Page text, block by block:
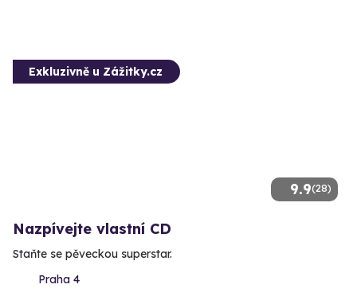
9.9(28)
Exkluzivně u Zážitky.cz
Nazpívejte vlastní CD
Staňte se pěveckou superstar.
Praha 4